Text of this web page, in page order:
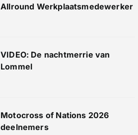
Allround Werkplaatsmedewerker
VIDEO: De nachtmerrie van
Lommel
Motocross of Nations 2026
deelnemers